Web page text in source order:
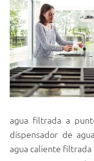
agua filtrada a
dispensador de
agua caliente filtrada